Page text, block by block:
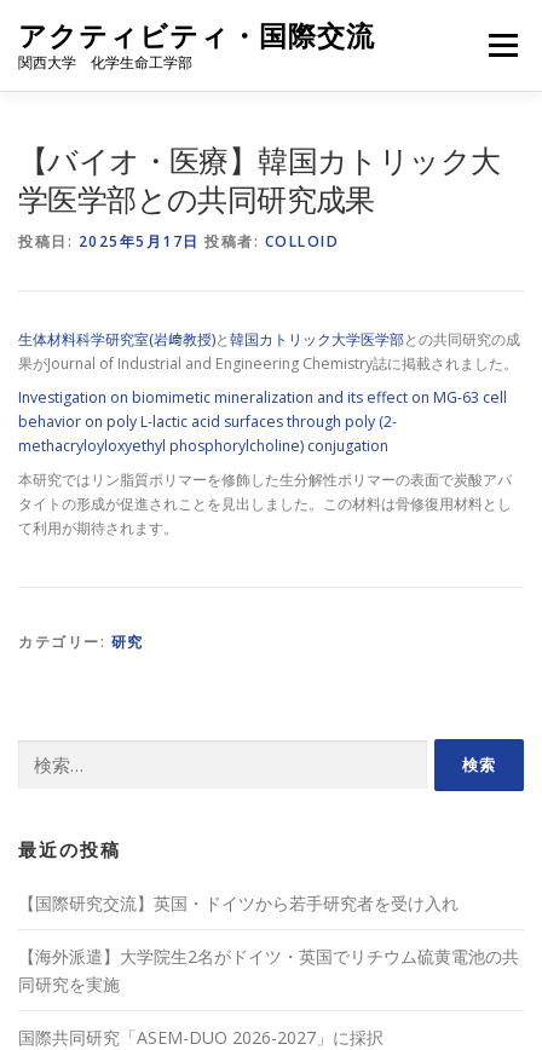
アクティビティ・国際交流
関西大学 化学生命工学部
メニュー
【バイオ・医療】韓国カトリック大
学医学部との共同研究成果
投稿日: 2025年5月17日 投稿者: COLLOID
生体材料科学研究室(岩﨑教授)と韓国カトリック大学医学部との共同研究の成
果がJournal of Industrial and Engineering Chemistry誌に掲載されました。
Investigation on biomimetic mineralization and its effect on MG-63 cell
behavior on poly L-lactic acid surfaces through poly (2-
methacryloyloxyethyl phosphorylcholine) conjugation
本研究ではリン脂質ポリマーを修飾した生分解性ポリマーの表面で炭酸アパ
タイトの形成が促進されことを見出しました。この材料は骨修復用材料とし
て利用が期待されます。
カテゴリー: 研究
索:
最近の投稿
【国際研究交流】英国・ドイツから若手研究者を受け入れ
【海外派遣】大学院生2名がドイツ・英国でリチウム硫黄電池の共
同研究を実施
国際共同研究「ASEM-DUO 2026-2027」に採択